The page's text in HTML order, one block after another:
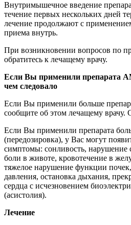
Внутримышечное введение
течение первых нескольких дней
лечение продолжают с
приема внутрь.
При возникновении вопросов по
обратитесь к лечащему врачу.
Если Вы применили
чем следовало
Если Вы применили больше
сообщите об этом лечащему
Если Вы применили препарата
(передозировка), у Вас могут
симптомы: сонливость, нарушение
боли в животе, кровотечение в
тяжелое нарушение функции
давления, остановка дыхания,
сердца с исчезновением
(асистолия).
Лечение